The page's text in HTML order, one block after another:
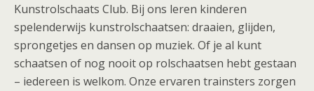
Kunstrolschaats Club. Bij ons leren kinderen
spelenderwijs kunstrolschaatsen: draaien, glijden,
sprongetjes en dansen op muziek. Of je al kunt
schaatsen of nog nooit op rolschaatsen hebt gestaan
– iedereen is welkom. Onze ervaren trainsters zorgen